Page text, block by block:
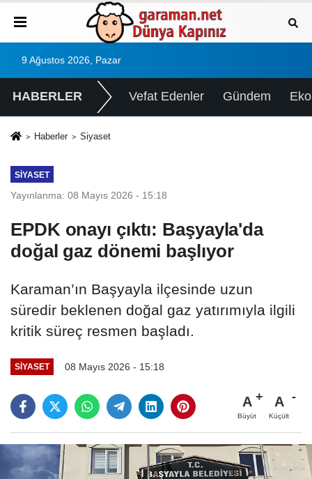
9 Ağustos 2026, Pazar
HABERLER Vefat Edenler Gündem
Haberler Siyaset
SIYASET
Yayınlanma: 08 Mayıs 2026 - 15:18
EPDK onayı çıktı: Başyayla'da
doğal gaz dönemi başlıyor
Karaman’ın Başyayla ilçesinde uzun
süredir beklenen doğal gaz yatırımıyla ilgili
kritik süreç resmen başladı.
SIYASET 08 Mayıs 2026 - 15:18
A
Büyüt
A
Küçült